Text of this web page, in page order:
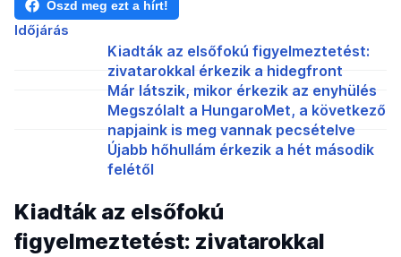
Oszd meg ezt a hírt!
Időjárás
Kiadták az elsőfokú figyelmeztetést:
zivatarokkal érkezik a hidegfront
Már látszik, mikor érkezik az enyhülés
Megszólalt a HungaroMet, a következő
napjaink is meg vannak pecsételve
Újabb hőhullám érkezik a hét második
felétől
Kiadták az elsőfokú
figyelmeztetést: zivatarokkal